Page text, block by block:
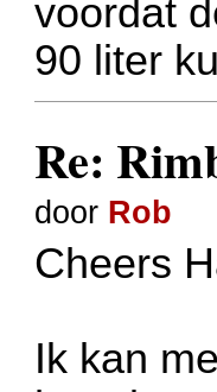
voordat
90 liter
Re:
door Rob
Cheers
Ik kan